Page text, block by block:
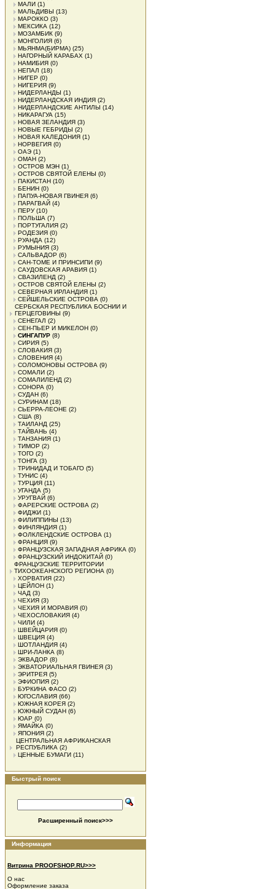
МАЛИ (1)
МАЛЬДИВЫ (13)
МАРОККО (3)
МЕКСИКА (12)
МОЗАМБИК (9)
МОНГОЛИЯ (6)
МЬЯНМА(БИРМА) (25)
НАГОРНЫЙ КАРАБАХ (1)
НАМИБИЯ (0)
НЕПАЛ (18)
НИГЕР (0)
НИГЕРИЯ (9)
НИДЕРЛАНДЫ (1)
НИДЕРЛАНДСКАЯ ИНДИЯ (2)
НИДЕРЛАНДСКИЕ АНТИЛЫ (14)
НИКАРАГУА (15)
НОВАЯ ЗЕЛАНДИЯ (3)
НОВЫЕ ГЕБРИДЫ (2)
НОВАЯ КАЛЕДОНИЯ (1)
НОРВЕГИЯ (0)
ОАЭ (1)
ОМАН (2)
ОСТРОВ МЭН (1)
ОСТРОВ СВЯТОЙ ЕЛЕНЫ (0)
ПАКИСТАН (10)
БЕНИН (0)
ПАПУА-НОВАЯ ГВИНЕЯ (6)
ПАРАГВАЙ (4)
ПЕРУ(10)
ПОЛЬША (7)
ПОРТУГАЛИЯ (2)
РОДЕЗИЯ (0)
РУАНДА (12)
РУМЫНИЯ (3)
САЛЬВАДОР (6)
САН-ТОМЕ И ПРИНСИПИ (9)
САУДОВСКАЯ АРАВИЯ (1)
СВАЗИЛЕНД (2)
ОСТРОВ СВЯТОЙ ЕЛЕНЫ (2)
СЕВЕРНАЯ ИРЛАНДИЯ (1)
СЕЙШЕЛЬСКИЕ ОСТРОВА (0)
СЕРБСКАЯ РЕСПУБЛИКА БОСНИИ И
ГЕРЦЕГОВИНЫ (9)
СЕНЕГАЛ (2)
СЕН-ПЬЕР И МИКЕЛОН (0)
СИНГАПУР (8)
СИРИЯ (5)
СЛОВАКИЯ (3)
СЛОВЕНИЯ (4)
СОЛОМОНОВЫ ОСТРОВА (9)
СОМАЛИ (2)
СОМАЛИЛЕНД (2)
СОНОРА (0)
СУДАН (6)
СУРИНАМ (18)
СЬЕРРА-ЛЕОНЕ (2)
США (8)
ТАИЛАНД (25)
ТАЙВАНЬ (4)
ТАНЗАНИЯ (1)
ТИМОР (2)
ТОГО (2)
ТОНГА (3)
ТРИНИДАД И ТОБАГО (5)
ТУНИС (4)
ТУРЦИЯ (11)
УГАНДА (5)
УРУГВАЙ (6)
ФАРЕРСКИЕ ОСТРОВА (2)
ФИДЖИ (1)
ФИЛИППИНЫ (13)
ФИНЛЯНДИЯ (1)
ФОЛКЛЕНДСКИЕ ОСТРОВА (1)
ФРАНЦИЯ (9)
ФРАНЦУЗСКАЯ ЗАПАДНАЯ АФРИКА (0)
ФРАНЦУЗСКИЙ ИНДОКИТАЙ (0)
ФРАНЦУЗСКИЕ ТЕРРИТОРИИ
ТИХООКЕАНСКОГО РЕГИОНА (0)
ХОРВАТИЯ (22)
ЦЕЙЛОН (1)
ЧАД (3)
ЧЕХИЯ (3)
ЧЕХИЯ И МОРАВИЯ (0)
ЧЕХОСЛОВАКИЯ (4)
ЧИЛИ (4)
ШВЕЙЦАРИЯ (0)
ШВЕЦИЯ (4)
ШОТЛАНДИЯ (4)
ШРИ-ЛАНКА (8)
ЭКВАДОР (8)
ЭКВАТОРИАЛЬНАЯ ГВИНЕЯ (3)
ЭРИТРЕЯ (5)
ЭФИОПИЯ (2)
БУРКИНА ФАСО (2)
ЮГОСЛАВИЯ (66)
ЮЖНАЯ КОРЕЯ (2)
ЮЖНЫЙ СУДАН (6)
ЮАР (0)
ЯМАЙКА (0)
ЯПОНИЯ (2)
ЦЕНТРАЛЬНАЯ АФРИКАНСКАЯ
РЕСПУБЛИКА (2)
ЦЕННЫЕ БУМАГИ (11)
Быстрый поиск
Расширенный поиск>>>
Информация
Витрина PROOFSHOP.RU>>>
О нас
Оформление заказа